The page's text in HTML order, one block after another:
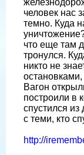
человек нас
темно. Куда
что еще там
тронулся.
никто не
Вагон
построили в
спустился из
с теми, кто
http://